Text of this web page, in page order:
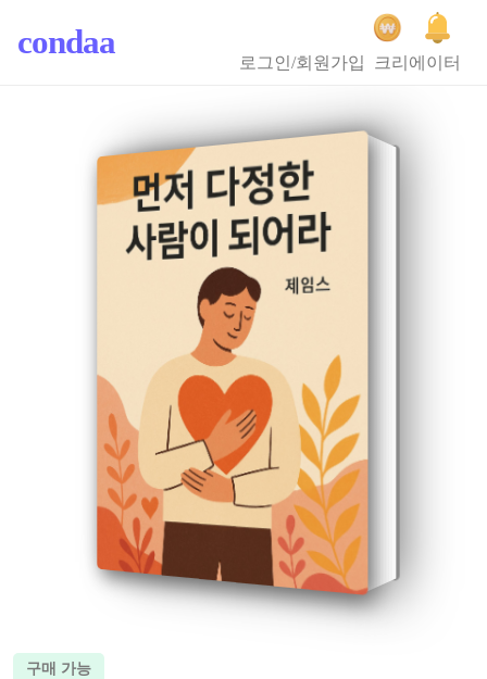
condaa
로그인/회원가입 크리에이터
구매 가능